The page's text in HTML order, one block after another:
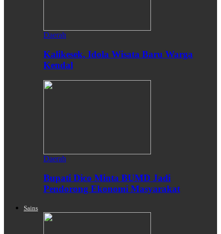
Daerah
Kalikesek, Idola Wisata Baru Warga
Kendal
Daerah
Bupati Dico Minta BUMD Jadi
Pendorong Ekonomi Masyarakat
Sains